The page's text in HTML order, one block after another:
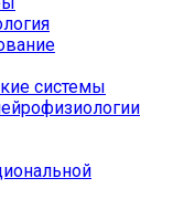
системы